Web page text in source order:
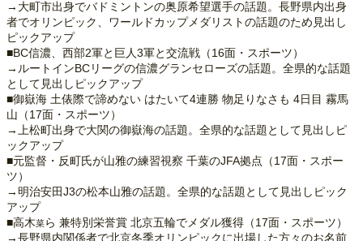
→大町市出身でバドミントンの奥原希望選手の話題。長野県内出身
者でオリンピック、ワールドカップメダリストの話題のため見出し
ピックアップ
■BC信濃、西部2軍と巨人3軍と交流戦（16面・スポーツ）
→ルートインBCリーグの信濃グランセローズの話題。全県的な話題
として見出しピックアップ
■御嶽海 土俵際で諦めない はたいて4連勝 物足りなさも 4日目 霧馬
山（17面・スポーツ）
→上松町出身で大関の御嶽海の話題。全県的な話題として見出しピ
ックアップ
■元監督・反町氏が山雅の練習視察 千葉のJFA拠点（17面・スポー
ツ）
→明治安田J3の松本山雅の話題。全県的な話題として見出しピック
アップ
■高木菜ら 兼特別栄誉賞 北京五輪でメダル獲得（17面・スポーツ）
→長野県内関係者で北京冬季オリンピックに出場した方々のお名前